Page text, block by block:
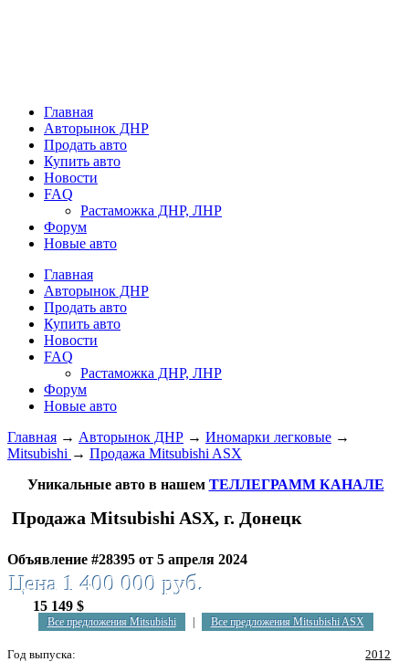
Главная
Авторынок ДНР
Продать авто
Купить авто
Новости
FAQ
Растаможка ДНР, ЛНР
Форум
Новые авто
Главная
Авторынок ДНР
Продать авто
Купить авто
Новости
FAQ
Растаможка ДНР, ЛНР
Форум
Новые авто
Главная → Авторынок ДНР → Иномарки легковые →
Mitsubishi → Продажа Mitsubishi ASX
Уникальные авто в нашем ТЕЛЛЕГРАММ КАНАЛЕ
Продажа Mitsubishi ASX, г. Донецк
Объявление #28395 от 5 апреля 2024
Цена 1 400 000 руб.
15 149 $
Все предложения Mitsubishi Все предложения Mitsubishi ASX
Год выпуска:
2012